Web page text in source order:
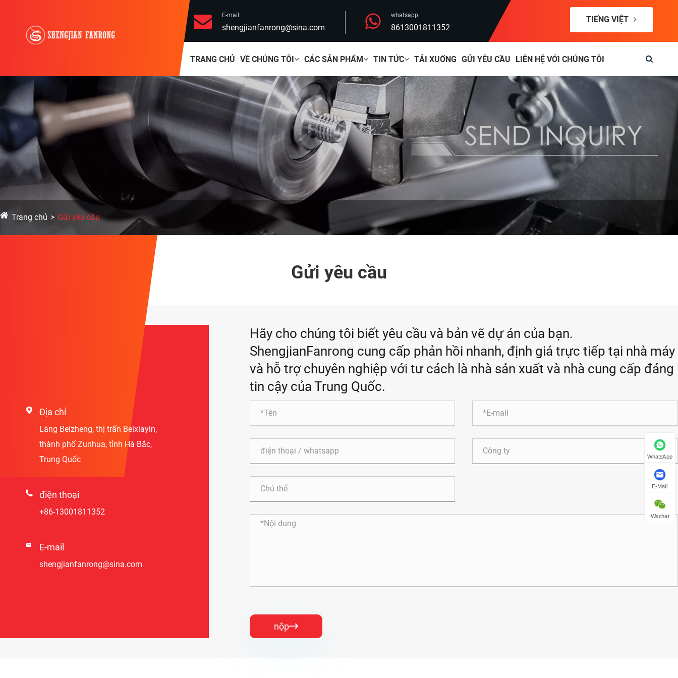
E-mail
shengjianfanrong@sina.com
whatsapp
8613001811352
TIẾNG VIỆT
TRANG CHỦ VỀ CHÚNG TÔI CÁC SẢN PHẨM TIN TỨC TẢI XUỐNG GỬI YÊU CẦU LIÊN HỆ VỚI CHÚNG TÔI
Trang chủ Gửi yêu cầu
Gửi yêu cầu
 Địa chỉ
Làng Beizheng, thị trấn Beixiayin,
thành phố Zunhua, tỉnh Hà Bắc,
Trung Quốc
 điện thoại
+86-13001811352
 E-mail
shengjianfanrong@sina.com
Hãy cho chúng tôi biết yêu cầu và bản vẽ dự án của bạn.
ShengjianFanrong cung cấp phản hồi nhanh, định giá trực tiếp tại nhà máy
và hỗ trợ chuyên nghiệp với tư cách là nhà sản xuất và nhà cung cấp đáng
tin cậy của Trung Quốc.
nộp
WhatsApp
E-Mail
Wechat